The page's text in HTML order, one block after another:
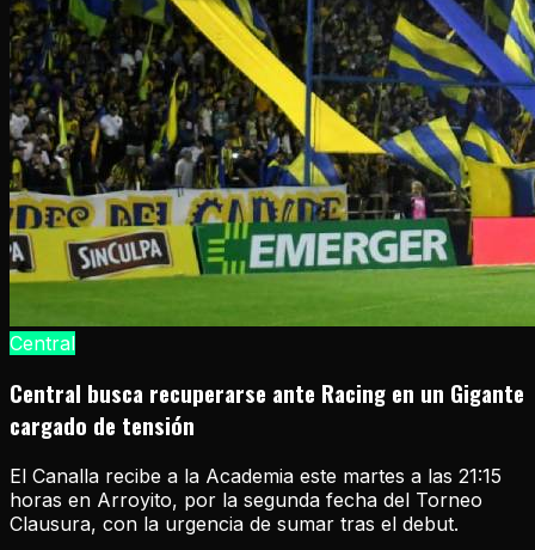
Central
Central busca recuperarse ante Racing en un Gigante
cargado de tensión
El Canalla recibe a la Academia este martes a las 21:15
horas en Arroyito, por la segunda fecha del Torneo
Clausura, con la urgencia de sumar tras el debut.